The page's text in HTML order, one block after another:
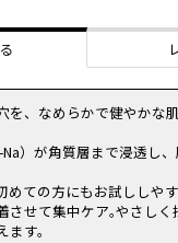
ロピルプロピオンアミド
ス、ラズベリー葉エキス
ダミエキス、シロヨメナ
種子エキス、ワスレナグ
レート、グルタチオン、
トン、エチルヘキサンジ
、スクワラン、DNA-Na、
トシアニジン、アセチルヘ
談されることをおすすめ
はれ、かゆみ、刺激、白抜
直射日光があたって上
、異常のある部位にはお
、直射日光の当たる場所
置かないでください。
を、なめらかで健やかな
Na）が角質層まで浸透し
ての方にもお試ししやす
させて集中ケア｡やさし
す。